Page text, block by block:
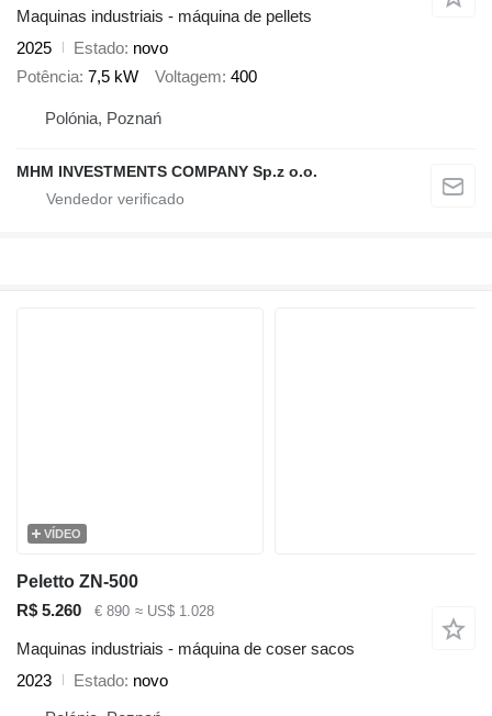
Maquinas industriais - máquina de pellets
2025
Estado novo
Potência 7,5 kW Voltagem 400
Polónia, Poznań
MHM INVESTMENTS COMPANY Sp.z o.o.
VÍDEO
Peletto ZN-500
R$ 5.260
€ 890 ≈ US$ 1.028
Maquinas industriais - máquina de coser sacos
2023
Estado novo